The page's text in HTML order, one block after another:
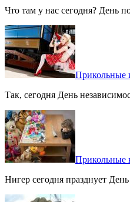
Что там у нас сегодня? День
Прикольные
Так, сегодня День
Прикольные
Нигер сегодня празднует